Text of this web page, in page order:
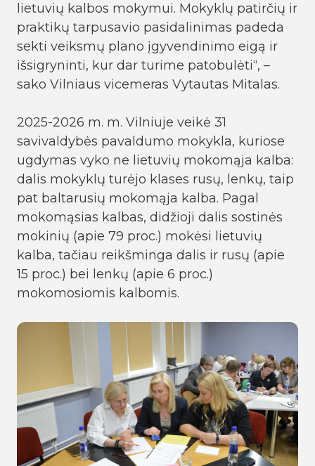
lietuvių kalbos mokymui. Mokyklų patirčių ir
praktikų tarpusavio pasidalinimas padeda
sekti veiksmų plano įgyvendinimo eigą ir
išsigryninti, kur dar turime patobulėti“, –
sako Vilniaus vicemeras Vytautas Mitalas.
2025-2026 m. m. Vilniuje veikė 31
savivaldybės pavaldumo mokykla, kuriose
ugdymas vyko ne lietuvių mokomąja kalba:
dalis mokyklų turėjo klases rusų, lenkų, taip
pat baltarusių mokomąja kalba. Pagal
mokomąsias kalbas, didžioji dalis sostinės
mokinių (apie 79 proc.) mokėsi lietuvių
kalba, tačiau reikšminga dalis ir rusų (apie
15 proc.) bei lenkų (apie 6 proc.)
mokomosiomis kalbomis.